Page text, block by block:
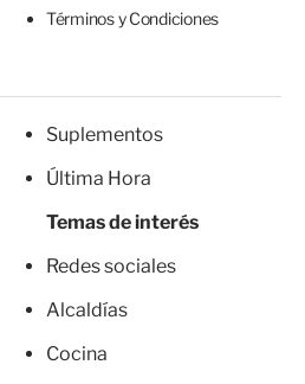
Términos y Condiciones
Suplementos
Última Hora
Temas de interés
Redes sociales
Alcaldías
Cocina